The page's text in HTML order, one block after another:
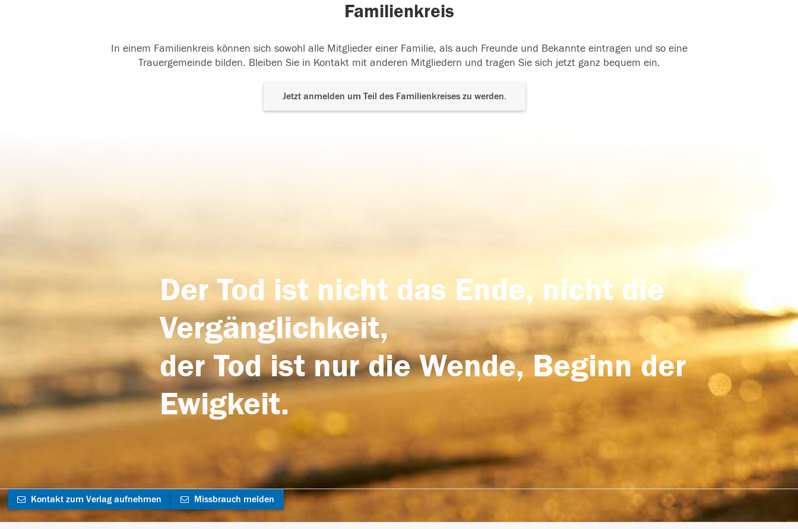
Familienkreis
In einem Familienkreis können sich sowohl alle Mitglieder einer Familie, als auch Freunde und Bekannte eintragen und so eine
Trauergemeinde bilden. Bleiben Sie in Kontakt mit anderen Mitgliedern und tragen Sie sich jetzt ganz bequem ein.
Jetzt anmelden um Teil des Familienkreises zu werden.
Der Tod ist nicht das Ende, nicht die
Vergänglichkeit,
der Tod ist nur die Wende, Beginn der
Ewigkeit.
Kontakt zum Verlag aufnehmen Missbrauch melden